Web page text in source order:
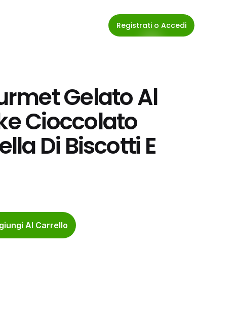
Registrati o Accedi
Gelato Al
Cioccolato
Di Biscotti E
Al Carrello